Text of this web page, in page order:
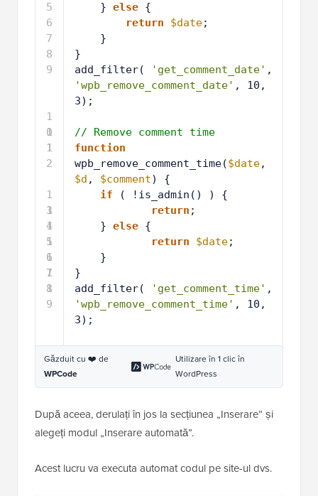
5
6
7
8
9
1
0
1
1
1
2
1
3
1
4
1
5
1
6
1
7
1
8
1
9
} else {
return
$date;
}
}
add_filter(
'get_comment_date'
'wpb_remove_comment_date' , 10,
3);
// Remove comment time
function
wpb_remove_comment_time($date
$d , $comment) {
if
( !is_admin() ) {
return ;
} else {
return
$date;
}
}
add_filter(
'get_comment_time'
'wpb_remove_comment_time' , 10,
3);
Găzduit cu ❤️ de
WPCode
Utilizare în 1 clic în
WordPress
După aceea, derulați în jos la secțiunea „Inserare” și
alegeți modul „Inserare automată”.
Acest lucru va executa automat codul pe site-ul dvs.